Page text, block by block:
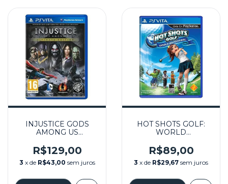
INJUSTICE GODS
AMONG US
SEMINOVO - PS VITA
R$129,00
3 x de R$43,00 sem juros
HOT SHOTS GOLF:
WORLD
SEMINOVO - PS VITA
R$89,00
3 x de R$29,67 sem juros